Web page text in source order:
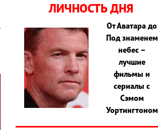
ЛИЧНОСТЬ ДНЯ
От Аватара до
Под знаменем
небес –
лучшие
фильмы и
сериалы с
Сэмом
Уортингтоном